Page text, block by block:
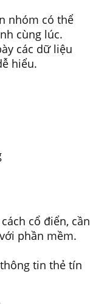
nhóm có thể
cùng lúc.
các dữ liệu
hiểu.
cổ điển, cần
phần mềm.
tin thẻ tín